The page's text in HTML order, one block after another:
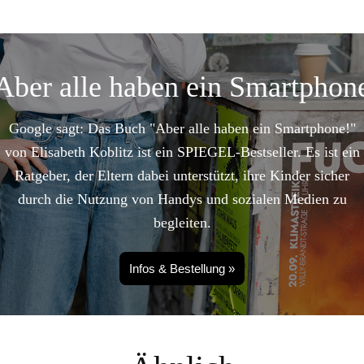
alle haben ein
Google sagt: Das Buch "Aber alle haben ein Smartphone!"
von Elisabeth Koblitz ist ein SPIEGEL-Bestseller. Es ist ein
Ratgeber, der Eltern dabei unterstützt, ihre Kinder sicher
durch die Nutzung von Handys und sozialen Medien zu
begleiten.
Infos & Bestellung »